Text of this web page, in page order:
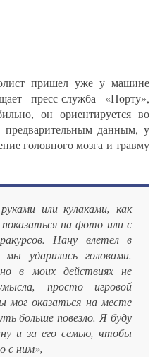
пришел уже у машине
пресс-служба «Порту»,
он ориентируется во
данным, у
головного мозга и травму
или кулаками, как
на фото или с
Нану влетел в
ударились головами.
в моих действиях не
просто игровой
оказаться на месте
больше повезло. Я буду
и за его семью, чтобы
с ним»,